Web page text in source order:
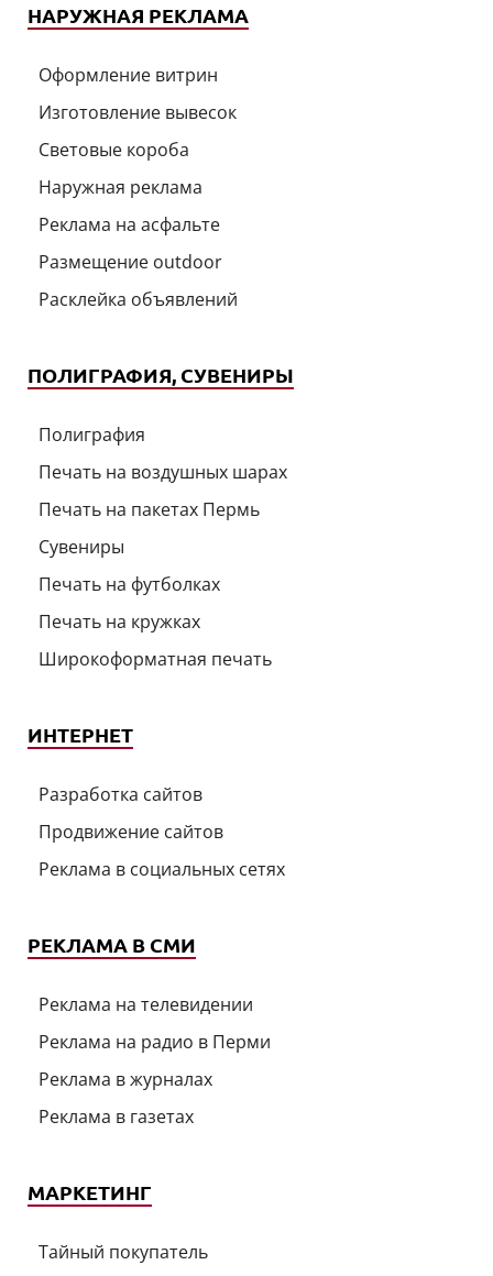
НАРУЖНАЯ РЕКЛАМА
Оформление витрин
Изготовление вывесок
Световые короба
Наружная реклама
Реклама на асфальте
Размещение outdoor
Расклейка объявлений
ПОЛИГРАФИЯ, СУВЕНИРЫ
Полиграфия
Печать на воздушных шарах
Печать на пакетах Пермь
Сувениры
Печать на футболках
Печать на кружках
Широкоформатная печать
ИНТЕРНЕТ
Разработка сайтов
Продвижение сайтов
Реклама в социальных сетях
РЕКЛАМА В СМИ
Реклама на телевидении
Реклама на радио в Перми
Реклама в журналах
Реклама в газетах
МАРКЕТИНГ
Тайный покупатель